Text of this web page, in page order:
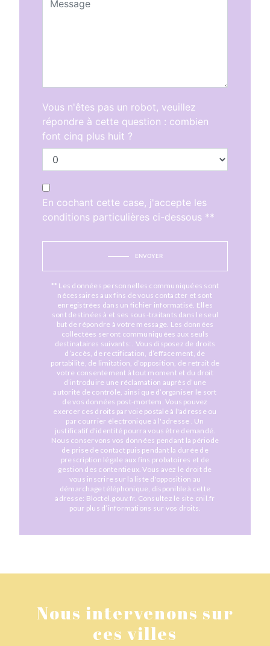
Vous n'êtes pas un robot, veuillez
répondre à cette question : combien
font cinq plus huit ?
En cochant cette case, j'accepte les
conditions particulières ci-dessous **
ENVOYER
** Les données personnelles communiquées sont
nécessaires aux fins de vous contacter et sont
enregistrées dans un fichier informatisé. Elles
sont destinées à et ses sous-traitants dans le seul
but de répondre à votre message. Les données
collectées seront communiquées aux seuls
destinataires suivants: . Vous disposez de droits
d’accès, de rectification, d’effacement, de
portabilité, de limitation, d’opposition, de retrait de
votre consentement à tout moment et du droit
d’introduire une réclamation auprès d’une
autorité de contrôle, ainsi que d’organiser le sort
de vos données post-mortem. Vous pouvez
exercer ces droits par voie postale à l'adresse ou
par courrier électronique à l'adresse . Un
justificatif d'identité pourra vous être demandé.
Nous conservons vos données pendant la période
de prise de contact puis pendant la durée de
prescription légale aux fins probatoires et de
gestion des contentieux. Vous avez le droit de
vous inscrire sur la liste d'opposition au
démarchage téléphonique, disponible à cette
adresse: Bloctel.gouv.fr. Consultez le site cnil.fr
pour plus d’informations sur vos droits.
Nous intervenons sur
ces villes